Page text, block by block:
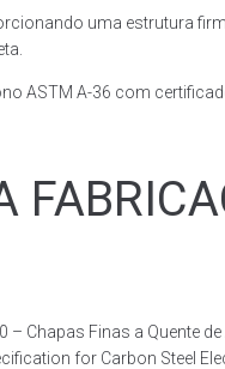
uma estrutura
ASTM A-36 com
Chapas Finas a Quente
for Carbon Steel